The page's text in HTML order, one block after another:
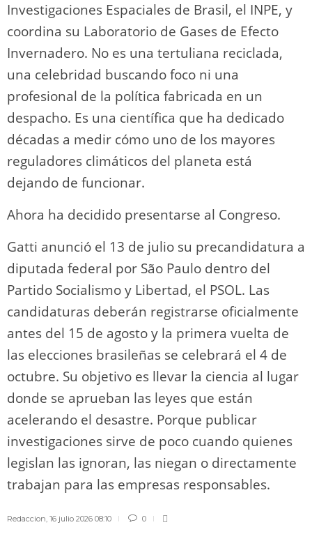
Investigaciones Espaciales de Brasil, el INPE, y
coordina su Laboratorio de Gases de Efecto
Invernadero. No es una tertuliana reciclada,
una celebridad buscando foco ni una
profesional de la política fabricada en un
despacho. Es una científica que ha dedicado
décadas a medir cómo uno de los mayores
reguladores climáticos del planeta está
dejando de funcionar.
Ahora ha decidido presentarse al Congreso.
Gatti anunció el 13 de julio su precandidatura a
diputada federal por São Paulo dentro del
Partido Socialismo y Libertad, el PSOL. Las
candidaturas deberán registrarse oficialmente
antes del 15 de agosto y la primera vuelta de
las elecciones brasileñas se celebrará el 4 de
octubre. Su objetivo es llevar la ciencia al lugar
donde se aprueban las leyes que están
acelerando el desastre. Porque publicar
investigaciones sirve de poco cuando quienes
legislan las ignoran, las niegan o directamente
trabajan para las empresas responsables.
Redaccion, 16 julio 2026 08:10 0